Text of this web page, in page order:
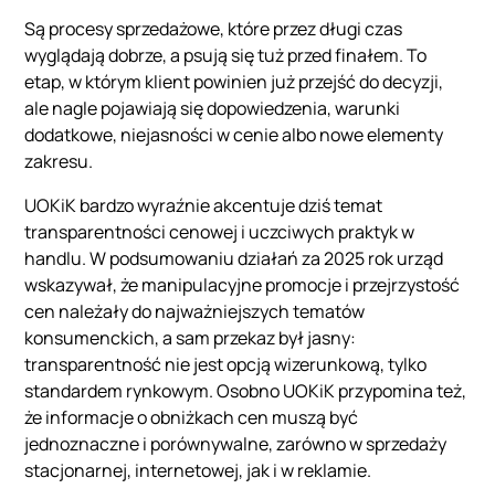
Są procesy sprzedażowe, które przez długi czas
wyglądają dobrze, a psują się tuż przed finałem. To
etap, w którym klient powinien już przejść do decyzji,
ale nagle pojawiają się dopowiedzenia, warunki
dodatkowe, niejasności w cenie albo nowe elementy
zakresu.
UOKiK bardzo wyraźnie akcentuje dziś temat
transparentności cenowej i uczciwych praktyk w
handlu. W podsumowaniu działań za 2025 rok urząd
wskazywał, że manipulacyjne promocje i przejrzystość
cen należały do najważniejszych tematów
konsumenckich, a sam przekaz był jasny:
transparentność nie jest opcją wizerunkową, tylko
standardem rynkowym. Osobno UOKiK przypomina też,
że informacje o obniżkach cen muszą być
jednoznaczne i porównywalne, zarówno w sprzedaży
stacjonarnej, internetowej, jak i w reklamie.